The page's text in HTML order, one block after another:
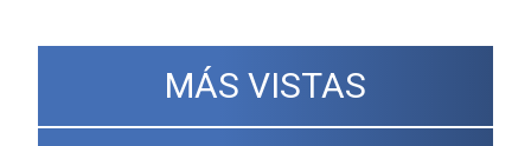
MÁS VISTAS